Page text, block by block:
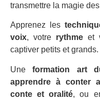
transmettre la magie des
Apprenez les
voix, votre rythme et
captiver petits et grands.
Uneformation art
apprendre à conter
conte et oralité, ou